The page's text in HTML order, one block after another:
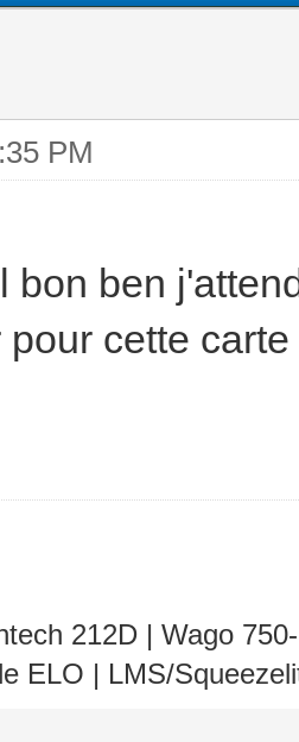
PM
bon ben
cette
212D | Wago
ELO | LMS/